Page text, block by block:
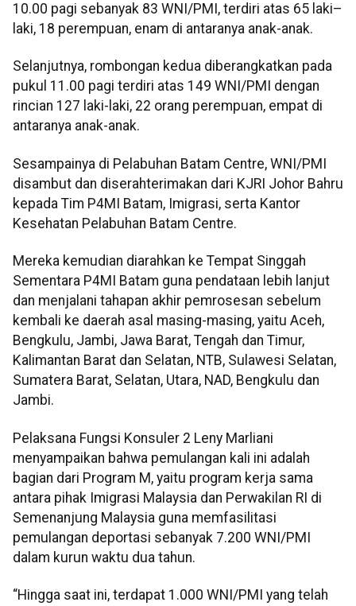
10.00 pagi sebanyak 83 WNI/PMI, terdiri atas 65 laki–
laki, 18 perempuan, enam di antaranya anak-anak.
Selanjutnya, rombongan kedua diberangkatkan pada
pukul 11.00 pagi terdiri atas 149 WNI/PMI dengan
rincian 127 laki-laki, 22 orang perempuan, empat di
antaranya anak-anak.
Sesampainya di Pelabuhan Batam Centre, WNI/PMI
disambut dan diserahterimakan dari KJRI Johor Bahru
kepada Tim P4MI Batam, Imigrasi, serta Kantor
Kesehatan Pelabuhan Batam Centre.
Mereka kemudian diarahkan ke Tempat Singgah
Sementara P4MI Batam guna pendataan lebih lanjut
dan menjalani tahapan akhir pemrosesan sebelum
kembali ke daerah asal masing-masing, yaitu Aceh,
Bengkulu, Jambi, Jawa Barat, Tengah dan Timur,
Kalimantan Barat dan Selatan, NTB, Sulawesi Selatan,
Sumatera Barat, Selatan, Utara, NAD, Bengkulu dan
Jambi.
Pelaksana Fungsi Konsuler 2 Leny Marliani
menyampaikan bahwa pemulangan kali ini adalah
bagian dari Program M, yaitu program kerja sama
antara pihak Imigrasi Malaysia dan Perwakilan RI di
Semenanjung Malaysia guna memfasilitasi
pemulangan deportasi sebanyak 7.200 WNI/PMI
dalam kurun waktu dua tahun.
“Hingga saat ini, terdapat 1.000 WNI/PMI yang telah